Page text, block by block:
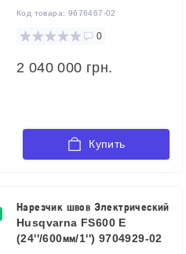
Код товара: 9676467-02
0
2 040 000 грн.
Купить
Нарезчик швов Электрический
Husqvarna FS600 E
(24''/600мм/1'') 9704929-02